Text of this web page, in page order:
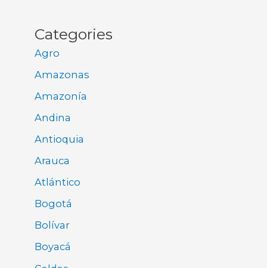
Categories
Agro
Amazonas
Amazonía
Andina
Antioquia
Arauca
Atlántico
Bogotá
Bolívar
Boyacá